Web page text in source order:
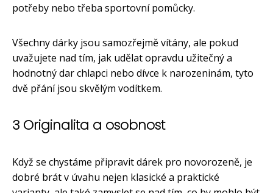
potřeby nebo třeba sportovní pomůcky.
Všechny dárky jsou samozřejmě vítány, ale pokud
uvažujete nad tím, jak udělat opravdu užitečný a
hodnotný dar chlapci nebo dívce k narozeninám, tyto
dvě přání jsou skvělým vodítkem.
3 Originalita a osobnost
Když se chystáme připravit dárek pro novorozeně, je
dobré brát v úvahu nejen klasické a praktické